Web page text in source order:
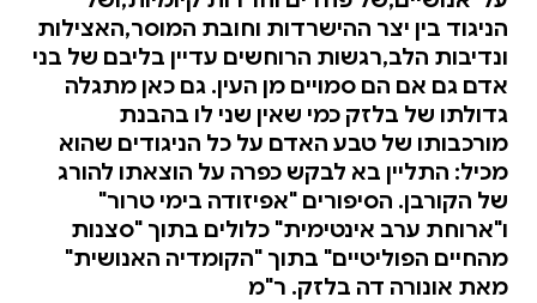
הניגוד בין יצר ההישרדות וחובת המוסר,האצילות
ונדיבות הלב,רגשות הרוחשים עדיין בליבם של בני
אדם גם אם הם סמויים מן העין. גם כאן מתגלה
גדולתו של בלזק כמי שאין שני לו בהבנת
מורכבותו של טבע האדם על כל הניגודים שהוא
מכיל: התליין בא לבקש כפרה על הוצאתו להורג
של הקורבן. הסיפורים "אפיזודה בימי טרור"
ו"ארוחת ערב אינטימית" כלולים בתוך "סצנות
מהחיים הפוליטיים" בתוך "הקומדיה האנושית"
מאת אונורה דה בלזק. ר"מ